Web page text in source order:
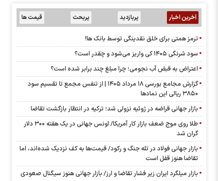
آخرین اخبار پربازدید پربحث قیمت ها
ترمز همتی برای خلق نقدینگی توسط بانک ها!
سود شرنگی ۱۴۰۵ کی واریز می‌شود و چقدر است؟
اعتراض به قبض آب نجومی؛ چرا مبلغ چند برابر شده است؟
گزارش مجامع بورسی ۱۸ مرداد ۱۴۰۵ | از تنفس مجمع تا تقسیم سود
۳۸۵۰ ریالی این نماد‌ها
بازار جهانی قراضه در ژوئیه نزولی شد؛ ترکیه در انتظار بازگشت تقاضا
طلا روی موج ضعف بازار کار آمریکا/ اونس جهانی در یک هفته ۳۰۰ دلار
گران شد
بازار جهانی فولاد در تله جنگ و رکود/ قیمت‌ها به کف نزدیک شده‌اند، اما
تقاضا هنوز قفل است
بازار میلگرد ایران زیر فشار تقاضا و ارز/ بازار جهانی هنوز سیگنال صعودی